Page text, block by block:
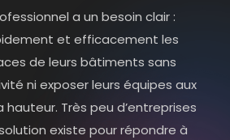
a un besoin clair :
et efficacement les
de leurs bâtiments sans
ni exposer leurs équipes aux
Très peu d’entreprises
existe pour répondre à